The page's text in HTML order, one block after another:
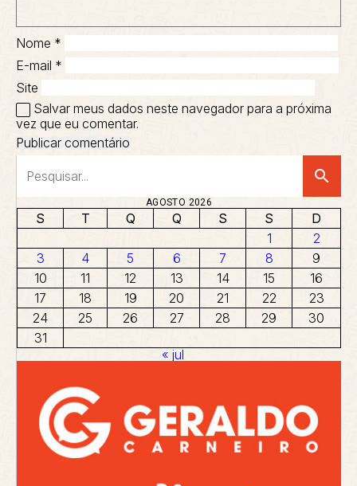
Nome *
E-mail *
Site
Salvar meus dados neste navegador para a próxima
vez que eu comentar.
search
AGOSTO 2026
S T Q Q S S
D
1
2
3
4 5 6 7 8
9
10
11 12 13 14 15
16
17
18 19 20 21 22
23
24
25 26 27 28 29
30
31
« jul